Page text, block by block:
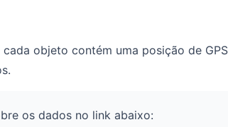
objeto contém uma posição de
os dados no link abaixo: